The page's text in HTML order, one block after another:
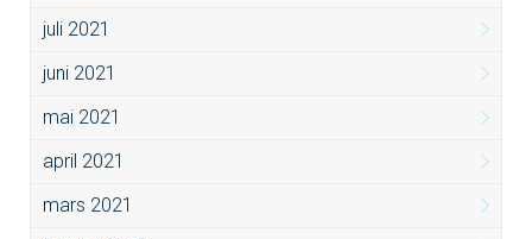
juli 2021
juni 2021
mai 2021
april 2021
mars 2021